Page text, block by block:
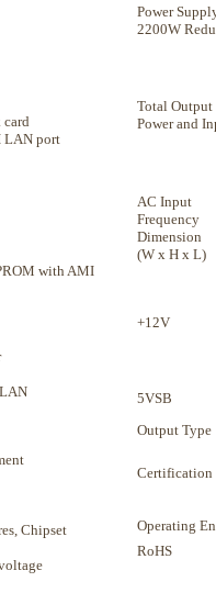
LAN port
with AMI
Chipset
Power
2200W
Total Output
Power and
AC Input
Frequency
Dimension
(W x H x L)
+12V
5VSB
Output Type
Certification
Operating
RoHS